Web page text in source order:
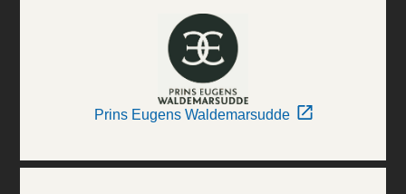
Prins Eugens Waldemarsudde